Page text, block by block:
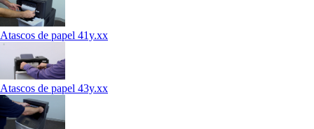
Atascos de papel 41y.xx
Atascos de papel 43y.xx